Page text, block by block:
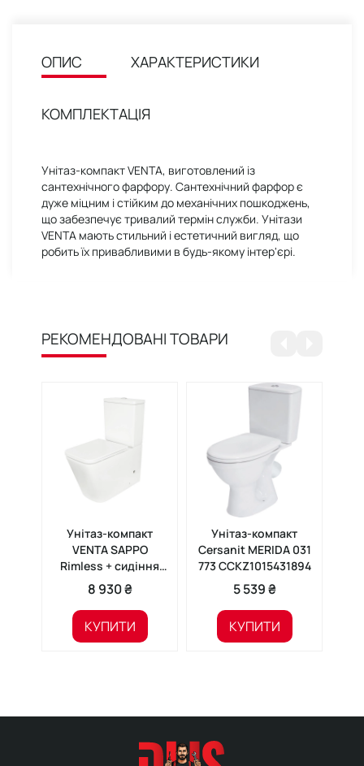
ОПИС ХАРАКТЕРИСТИКИ
КОМПЛЕКТАЦІЯ
Унітаз-компакт VENTA, виготовлений із
сантехнічного фарфору. Сантехнічний фарфор є
дуже міцним і стійким до механічних пошкоджень,
що забезпечує тривалий термін служби. Унітази
VENTA мають стильний і естетичний вигляд, що
робить їх привабливими в будь-якому інтер'єрі.
РЕКОМЕНДОВАНІ ТОВАРИ
Унітаз-компакт
VENTA SAPPO
Rimless + сидіння
SoftClose
8 930 ₴
КУПИТИ
Унітаз-компакт
Cersanit MERIDA 031
773 CCKZ1015431894
5 539 ₴
КУПИТИ